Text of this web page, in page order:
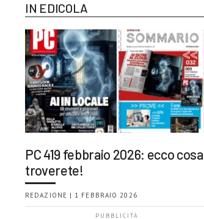
IN EDICOLA
PC 419 febbraio 2026: ecco cosa
troverete!
REDAZIONE | 1 FEBBRAIO 2026